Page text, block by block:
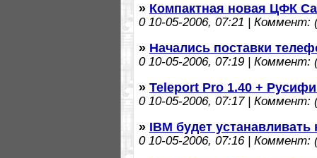
» Компактная новая ЦФК
010-05-2006, 07:21 | Коммент:
» Начались поставки
010-05-2006, 07:19 | Коммент:
» Teleport Pro 1.40 +
010-05-2006, 07:17 | Коммент:
» IBM будет
010-05-2006, 07:16 | Коммент: